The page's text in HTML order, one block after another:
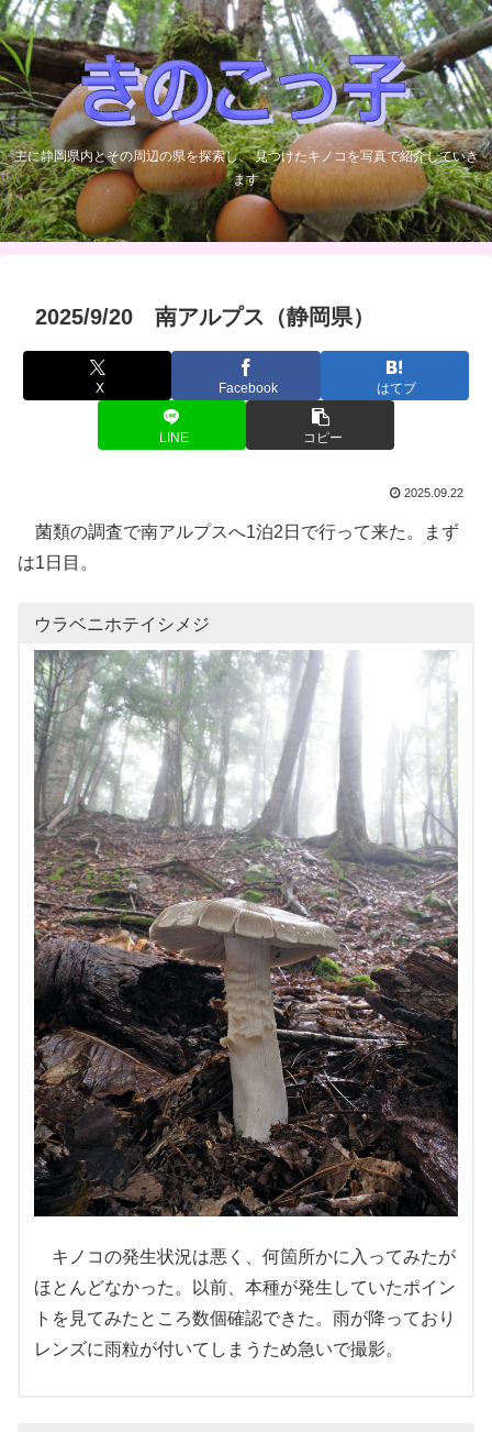
主に静岡県内とその周辺の県を探索し、 見つけたキノコを写真で紹介していき
ます
2025/9/20 南アルプス（静岡県）
X Facebook はてブ
LINE コピー
2025.09.22
菌類の調査で南アルプスへ1泊2日で行って来た。まず
は1日目。
ウラベニホテイシメジ
キノコの発生状況は悪く、何箇所かに入ってみたが
ほとんどなかった。以前、本種が発生していたポイン
トを見てみたところ数個確認できた。雨が降っており
レンズに雨粒が付いてしまうため急いで撮影。